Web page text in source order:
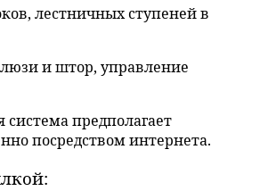
лестничных ступеней в
и штор, управление
система предполагает
посредством интернета.